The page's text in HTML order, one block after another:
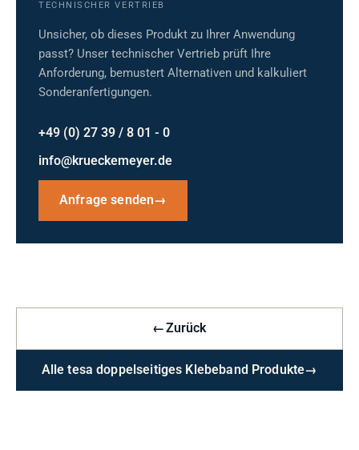
TECHNISCHER VERTRIEB
Unsicher, ob dieses Produkt zu Ihrer Anwendung
passt? Unser technischer Vertrieb prüft Ihre
Anforderung, bemustert Alternativen und kalkuliert
Sonderanfertigungen.
+49 (0) 27 39 / 8 01 - 0
info@krueckemeyer.de
Anfrage senden→
←Zurück
Alle tesa doppelseitiges Klebeband Produkte→